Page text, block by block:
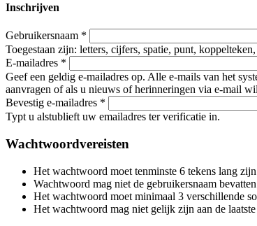
Inschrijven
Gebruikersnaam *
Toegestaan zijn: letters, cijfers, spatie, punt,
E-mailadres *
Geef een geldig e-mailadres op. Alle e-mails van het
aanvragen of als u nieuws of herinneringen via e-mail
Bevestig e-mailadres *
Typt u alstublieft uw emailadres ter verificatie in.
Wachtwoordvereisten
Het wachtwoord moet tenminste 6 tekens lang
Wachtwoord mag niet de gebruikersnaam
Het wachtwoord moet minimaal 3 verschillende
Het wachtwoord mag niet gelijk zijn aan de